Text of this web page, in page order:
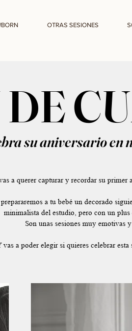
OTRAS SESIONES
su aniversario en
a querer capturar y recordar su
prepararemos a tu bebé un decorado
minimalista del estudio, pero con un
Son unas sesiones muy emotivas
vas a poder elegir si quieres celebrar